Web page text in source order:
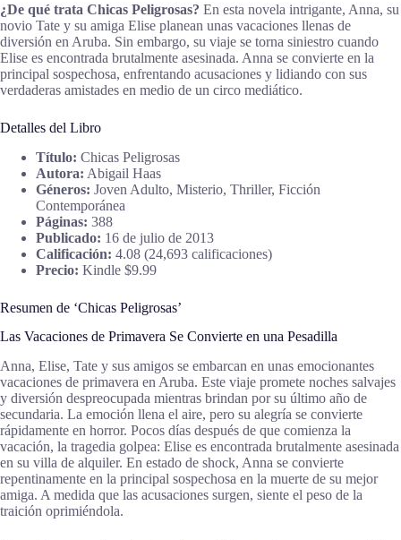
¿De qué trata Chicas Peligrosas? En esta novela intrigante, Anna, su
novio Tate y su amiga Elise planean unas vacaciones llenas de
diversión en Aruba. Sin embargo, su viaje se torna siniestro cuando
Elise es encontrada brutalmente asesinada. Anna se convierte en la
principal sospechosa, enfrentando acusaciones y lidiando con sus
verdaderas amistades en medio de un circo mediático.
Detalles del Libro
Título: Chicas Peligrosas
Autora: Abigail Haas
Géneros: Joven Adulto, Misterio, Thriller, Ficción
Contemporánea
Páginas: 388
Publicado: 16 de julio de 2013
Calificación: 4.08 (24,693 calificaciones)
Precio: Kindle $9.99
Resumen de ‘Chicas Peligrosas’
Las Vacaciones de Primavera Se Convierte en una Pesadilla
Anna, Elise, Tate y sus amigos se embarcan en unas emocionantes
vacaciones de primavera en Aruba. Este viaje promete noches salvajes
y diversión despreocupada mientras brindan por su último año de
secundaria. La emoción llena el aire, pero su alegría se convierte
rápidamente en horror. Pocos días después de que comienza la
vacación, la tragedia golpea: Elise es encontrada brutalmente asesinada
en su villa de alquiler. En estado de shock, Anna se convierte
repentinamente en la principal sospechosa en la muerte de su mejor
amiga. A medida que las acusaciones surgen, siente el peso de la
traición oprimiéndola.